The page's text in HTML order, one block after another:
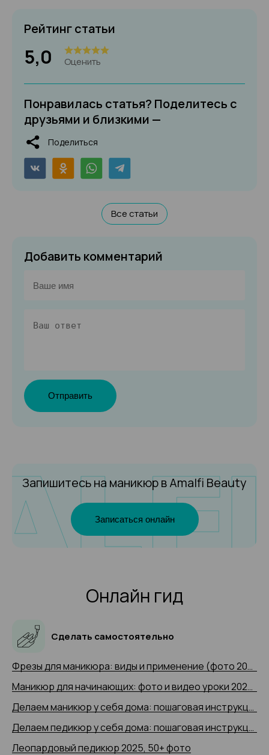
Рейтинг статьи
5,0 Оценить
Понравилась статья? Поделитесь с
друзьями и близкими —
Поделиться
Все статьи
Добавить комментарий
Отправить
Запишитесь на маникюрв Amalfi Beauty
Записаться онлайн
Онлайн гид
Сделать самостоятельно
Фрезы для маникюра: виды и применение (фото 2025 и видео-примеры)
Маникюр для начинающих: фото и видео уроки 2025 года
Делаем маникюр у себя дома: пошаговая инструкция 2025 (+ видео)
Делаем педикюр у себя дома: пошаговая инструкция 2025 года с 50+ фото
Леопардовый педикюр 2025, 50+ фото